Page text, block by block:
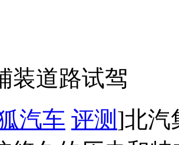
装道路试驾
汽车 评测 ]北汽